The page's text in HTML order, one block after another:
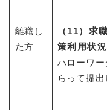
離職し
た方
（11）求
策利用状
ハローワー
らって提出